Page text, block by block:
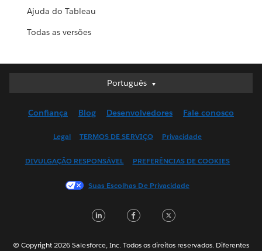
Ajuda do Tableau
Todas as versões
Português
Português
English (UK)
Français (Canada)
日本語
Nederlands
Confiança Blog Desenvolvedores Fale conosco
Legal TERMOS DE SERVIÇO Privacidade
DIVULGAÇÃO RESPONSÁVEL PREFERÊNCIAS DE COOKIES
Suas Escolhas De Privacidade
LinkedInFacebook
© Copyright 2026 Salesforce, Inc. Todos os direitos reservados. Diferentes